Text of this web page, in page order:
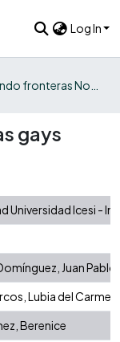
Log In
gays
Universidad Icesi -
Juan Pablo
Lubia del Carmen
Berenice